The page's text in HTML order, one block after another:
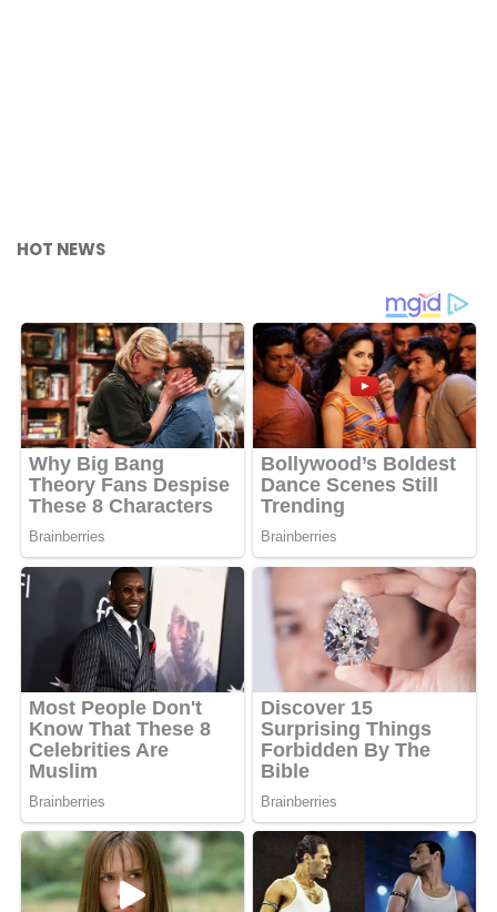
HOT NEWS